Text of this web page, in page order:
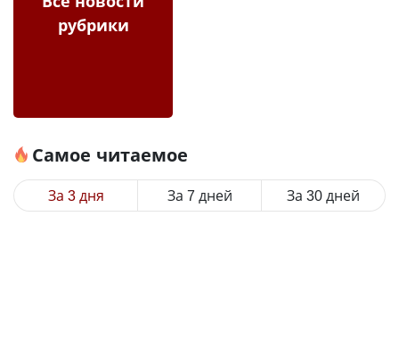
рубрики
Самое читаемое
За 3 дня За 7 дней За 30 дней